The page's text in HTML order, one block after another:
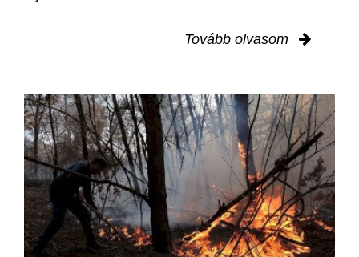
Tovább olvasom